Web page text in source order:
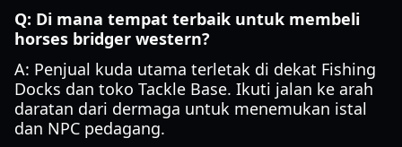
Q: Di mana tempat terbaik untuk membeli
horses bridger western?
A: Penjual kuda utama terletak di dekat Fishing
Docks dan toko Tackle Base. Ikuti jalan ke arah
daratan dari dermaga untuk menemukan istal
dan NPC pedagang.